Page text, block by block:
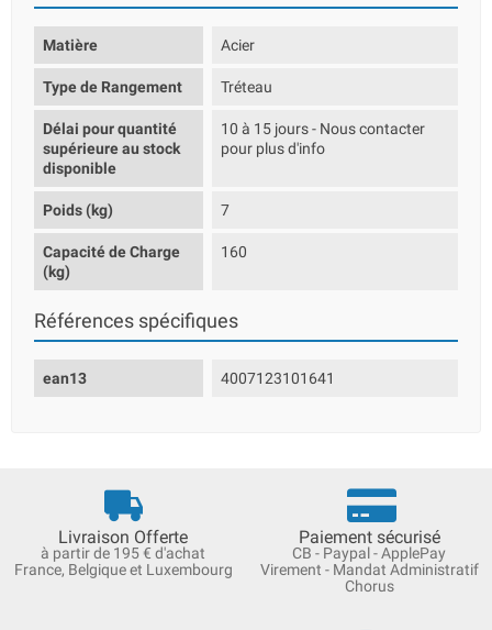
Matière Acier
Type de Rangement Tréteau
Délai pour quantité
supérieure au stock
disponible
10 à 15 jours - Nous contacter
pour plus d'info
Poids (kg) 7
Capacité de Charge
(kg)
160
Références spécifiques
ean13 4007123101641
Livraison Offerte
à partir de 195 € d'achat
France, Belgique et Luxembourg
Paiement sécurisé
CB - Paypal - ApplePay
Virement - Mandat Administratif
Chorus